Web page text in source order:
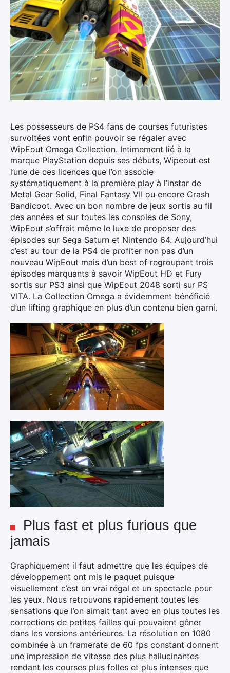
Les possesseurs de PS4 fans de courses futuristes
survoltées vont enfin pouvoir se régaler avec
WipEout Omega Collection. Intimement lié à la
marque PlayStation depuis ses débuts, Wipeout est
l’une de ces licences que l’on associe
systématiquement à la première play à l’instar de
Metal Gear Solid, Final Fantasy VII ou encore Crash
Bandicoot. Avec un bon nombre de jeux sortis au fil
des années et sur toutes les consoles de Sony,
WipEout s’offrait même le luxe de proposer des
épisodes sur Sega Saturn et Nintendo 64. Aujourd’hui
c’est au tour de la PS4 de profiter non pas d’un
nouveau WipEout mais d’un best of regroupant trois
épisodes marquants à savoir WipEout HD et Fury
sortis sur PS3 ainsi que WipEout 2048 sorti sur PS
VITA. La Collection Omega a évidemment bénéficié
d’un lifting graphique en plus d’un contenu bien garni.
Plus fast et plus furious que
jamais
Graphiquement il faut admettre que les équipes de
développement ont mis le paquet puisque
visuellement c’est un vrai régal et un spectacle pour
les yeux. Nous retrouvons rapidement toutes les
sensations que l’on aimait tant avec en plus toutes les
corrections de petites failles qui pouvaient gêner
dans les versions antérieures. La résolution en 1080
combinée à un framerate de 60 fps constant donnent
une impression de vitesse des plus hallucinantes
rendant les courses plus folles et plus intenses que